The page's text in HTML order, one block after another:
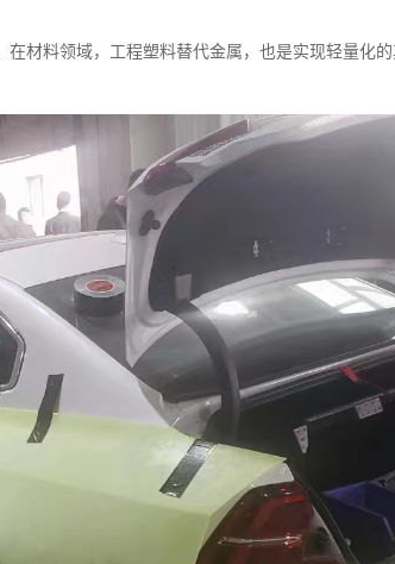
材料领域，工程塑料替代金属，也是实现轻量化